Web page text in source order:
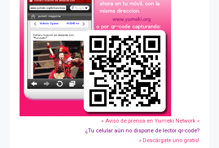
» Aviso de prensa en Yumeki Network »
¿Tu celular aún no dispone de lector qr-code?
» Descárgate uno gratis!